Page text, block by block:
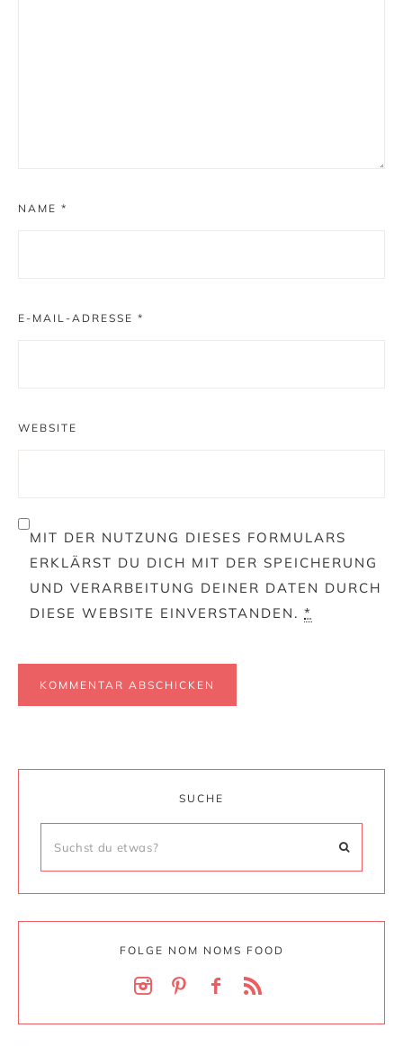
NAME *
E-MAIL-ADRESSE *
WEBSITE
MIT DER NUTZUNG DIESES FORMULARS
ERKLÄRST DU DICH MIT DER SPEICHERUNG
UND VERARBEITUNG DEINER DATEN DURCH
DIESE WEBSITE EINVERSTANDEN. *
SUCHE
FOLGE NOM NOMS FOOD